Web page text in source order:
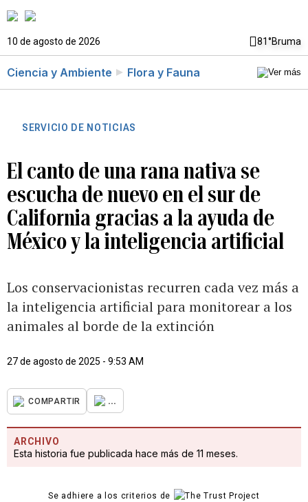
10 de agosto de 2026 81°Bruma
Ciencia y Ambiente Flora y Fauna
SERVICIO DE NOTICIAS
El canto de una rana nativa se
escucha de nuevo en el sur de
California gracias a la ayuda de
México y la inteligencia artificial
Los conservacionistas recurren cada vez más a
la inteligencia artificial para monitorear a los
animales al borde de la extinción
27 de agosto de 2025 - 9:53 AM
COMPARTIR ...
ARCHIVO
Esta historia fue publicada hace más de 11 meses.
Se adhiere a los criterios de